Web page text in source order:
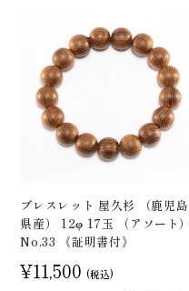
ブレスレット 屋久杉 （鹿児島
県産） 12φ 17玉 （アソート）
No.33 《証明書付》
¥11,500 (税込)